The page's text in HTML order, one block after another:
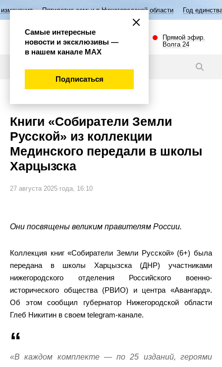
семьи в Нижегородской области Год единства народов
Прямой эфир.
Волга 24
Книги «Собиратели Земли
Русской» из коллекции
Мединского передали в школы
Харцызска
27 августа 2025 года, 16:10
Они посвящены великим правителям России.
Коллекция книг «Собиратели Земли Русской» (6+) была
передана в школы Харцызска (ДНР) участниками
нижегородского отделения Российского военно-
исторического общества (РВИО) и центра «Авангард».
Об этом сообщил губернатор Нижегородской области
Глеб Никитин в своем telegram-канале.
«В каждом комплекте — по 25 изданий, героями
Самые интересные
новости и эксклюзивы —
в нашем канале МАХ
Подписаться